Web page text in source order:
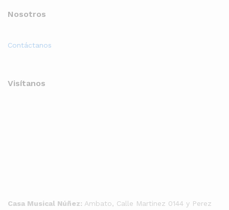
Nosotros
Contáctanos
Visítanos
Casa Musical Núñez: Ambato, Calle Martinez 0144 y Perez